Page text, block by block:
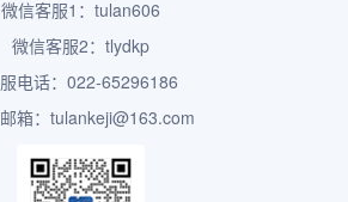
微信客服1：tulan606
微信客服2：tlydkp
电话：022-65296186
箱：tulankeji@163.com